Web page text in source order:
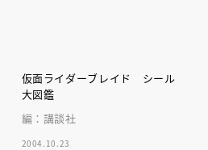
仮面ライダーブレイド シール
大図鑑
編：講談社
2004.10.23